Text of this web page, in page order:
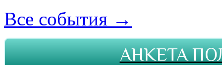
Все события →
АНКЕТА